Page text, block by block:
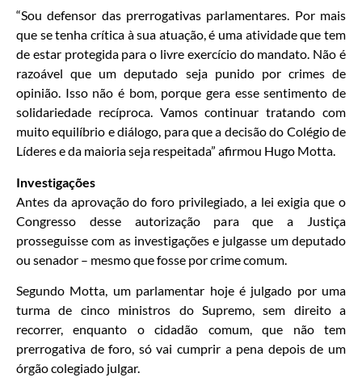
“Sou defensor das prerrogativas parlamentares. Por mais
que se tenha crítica à sua atuação, é uma atividade que tem
de estar protegida para o livre exercício do mandato. Não é
razoável que um deputado seja punido por crimes de
opinião. Isso não é bom, porque gera esse sentimento de
solidariedade recíproca. Vamos continuar tratando com
muito equilíbrio e diálogo, para que a decisão do Colégio de
Líderes e da maioria seja respeitada” afirmou Hugo Motta.
Investigações
Antes da aprovação do foro privilegiado, a lei exigia que o
Congresso desse autorização para que a Justiça
prosseguisse com as investigações e julgasse um deputado
ou senador – mesmo que fosse por crime comum.
Segundo Motta, um parlamentar hoje é julgado por uma
turma de cinco ministros do Supremo, sem direito a
recorrer, enquanto o cidadão comum, que não tem
prerrogativa de foro, só vai cumprir a pena depois de um
órgão colegiado julgar.